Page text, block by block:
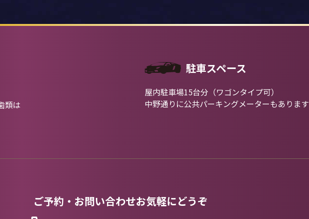
類は
駐車スペース
屋内駐車場15台分（ワゴンタイプ可）
中野通りに公共パーキングメーターもあります
ご予約・お問い合わせお気軽にどうぞ